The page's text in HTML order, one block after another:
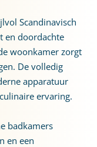
Scandinavisch
en doordachte
woonkamer zorgt
De volledig
apparatuur
ervaring.
badkamers
en een